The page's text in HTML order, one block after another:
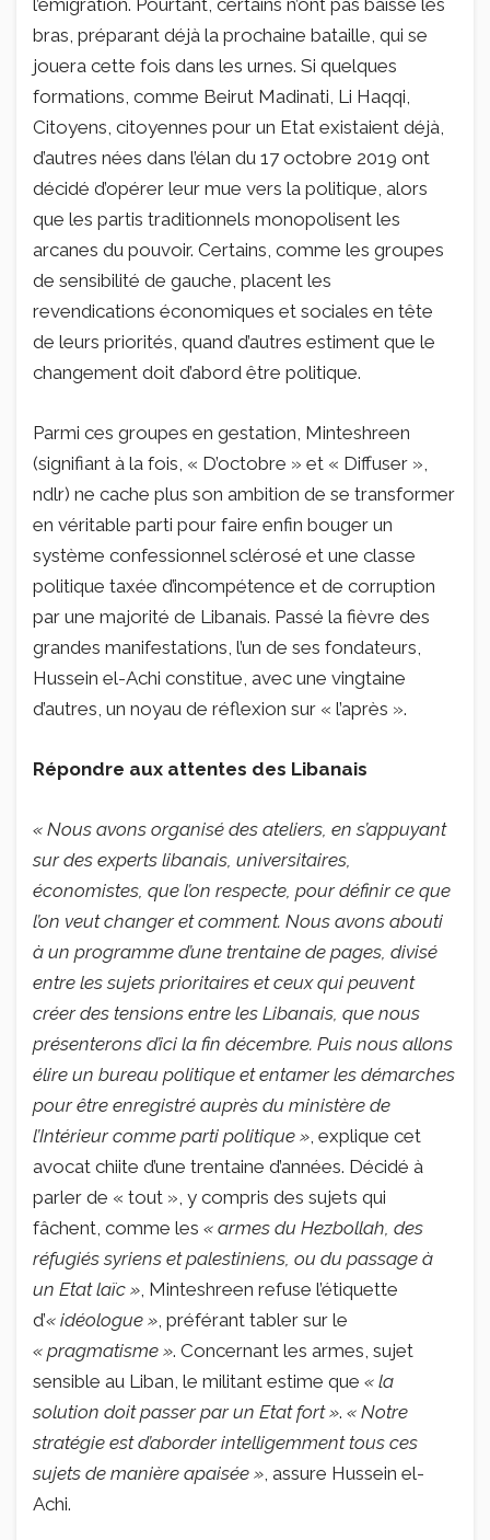
bras, préparant déjà la prochaine bataille, qui se
jouera cette fois dans les urnes. Si quelques
formations, comme Beirut Madinati, Li Haqqi,
Citoyens, citoyennes pour un Etat existaient déjà,
d’autres nées dans l’élan du 17 octobre 2019 ont
décidé d’opérer leur mue vers la politique, alors
que les partis traditionnels monopolisent les
arcanes du pouvoir. Certains, comme les groupes
de sensibilité de gauche, placent les
revendications économiques et sociales en tête
de leurs priorités, quand d’autres estiment que le
changement doit d’abord être politique.
Parmi ces groupes en gestation, Minteshreen
(signifiant à la fois, « D’octobre » et « Diffuser »,
ndlr) ne cache plus son ambition de se transformer
en véritable parti pour faire enfin bouger un
système confessionnel sclérosé et une classe
politique taxée d’incompétence et de corruption
par une majorité de Libanais. Passé la fièvre des
grandes manifestations, l’un de ses fondateurs,
Hussein el-Achi constitue, avec une vingtaine
d’autres, un noyau de réflexion sur « l’après ».
Répondre aux attentes des Libanais
« Nous avons organisé des ateliers, en s’appuyant
sur des experts libanais, universitaires,
économistes, que l’on respecte, pour définir ce que
l’on veut changer et comment. Nous avons abouti
à un programme d’une trentaine de pages, divisé
entre les sujets prioritaires et ceux qui peuvent
créer des tensions entre les Libanais, que nous
présenterons d’ici la fin décembre. Puis nous allons
élire un bureau politique et entamer les démarches
pour être enregistré auprès du ministère de
l’Intérieur comme parti politique », explique cet
avocat chiite d’une trentaine d’années. Décidé à
parler de « tout », y compris des sujets qui
fâchent, comme les « armes du Hezbollah, des
réfugiés syriens et palestiniens, ou du passage à
un Etat laïc », Minteshreen refuse l’étiquette
d’« idéologue », préférant tabler sur le
« pragmatisme ». Concernant les armes, sujet
sensible au Liban, le militant estime que « la
solution doit passer par un Etat fort ». « Notre
stratégie est d’aborder intelligemment tous ces
sujets de manière apaisée », assure Hussein el-
Achi.